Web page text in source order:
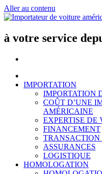
Aller au contenu
à votre service
IMPORTATION
IMPORTATION
COÛT D’UNE
AMÉRICAINE
EXPERTISE DE
FINANCEMENT
TRANSACTION
ASSURANCES
LOGISTIQUE
HOMOLOGATION